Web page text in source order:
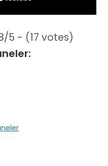
5 - (17 votes)